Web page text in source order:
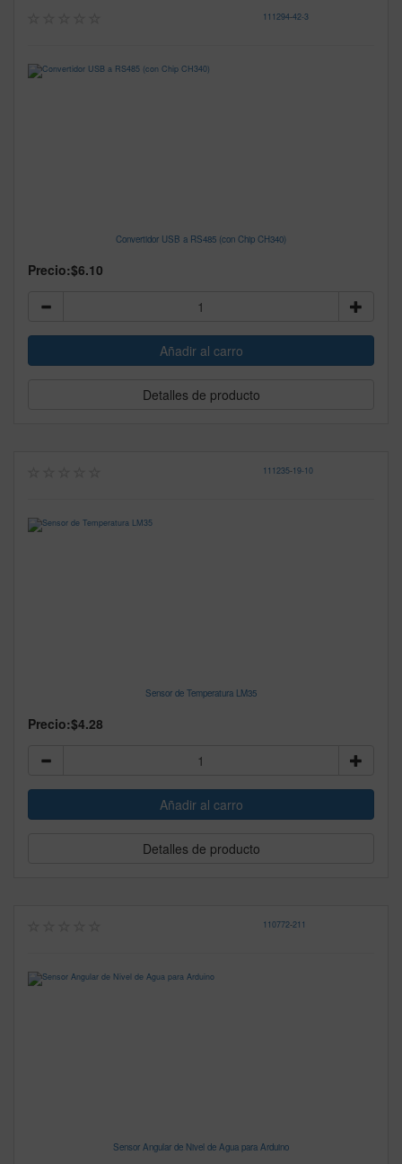
111294-42-3
Convertidor USB a RS485 (con Chip CH340)
Precio:$6.10
Detalles de producto
111235-19-10
Sensor de Temperatura LM35
Precio:$4.28
Detalles de producto
110772-211
Sensor Angular de Nivel de Agua para Arduino